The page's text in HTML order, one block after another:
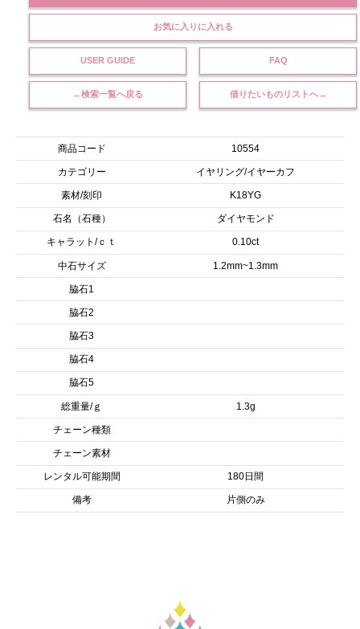
お気に入りに入れる
USER GUIDE FAQ
←検索一覧へ戻る 借りたいものリストへ→
商品コード 10554
カテゴリー イヤリング/イヤーカフ
素材/刻印 K18YG
石名（石種） ダイヤモンド
キャラット/ｃｔ 0.10ct
中石サイズ 1.2mm~1.3mm
脇石1
脇石2
脇石3
脇石4
脇石5
総重量/ｇ 1.3g
チェーン種類
チェーン素材
レンタル可能期間 180日間
備考 片側のみ